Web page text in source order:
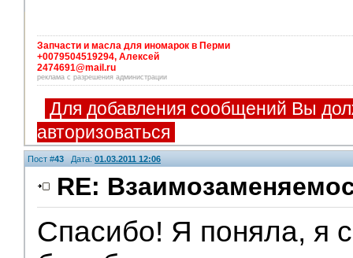
Запчасти и масла для иномарок в Перми
+0079504519294, Алексей
2474691@mail.ru
реклама с разрешения администрации
Для добавления сообщений Вы
авторизоваться
Пост #43 Дата: 01.03.2011 12:06
RE:
Спасибо! Я поняла, я